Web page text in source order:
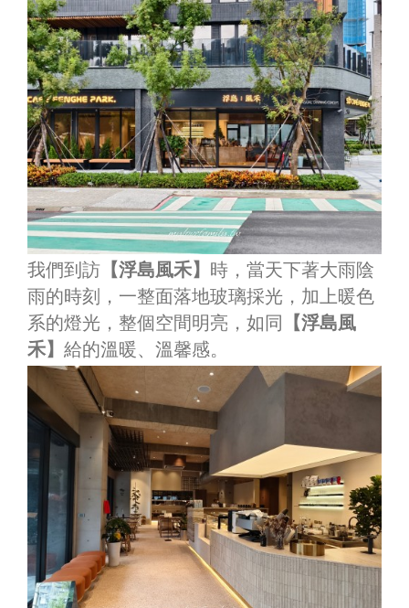
我們到訪 【浮島風禾】 時，當天下著大雨陰
雨的時刻，一整面落地玻璃採光，加上暖色
系的燈光，整個空間明亮，如同 【浮島風
禾】 給的溫暖、溫馨感。